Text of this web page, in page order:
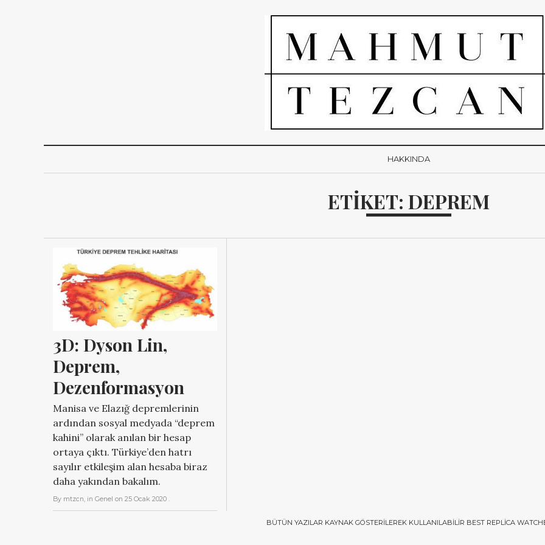
HAKKINDA
ETIKET: DEPREM
3D: Dyson Lin,
Deprem,
Dezenformasyon
Manisa ve Elazığ depremlerinin
ardından sosyal medyada “deprem
kahini” olarak anılan bir hesap
ortaya çıktı. Türkiye’den hatrı
sayılır etkileşim alan hesaba biraz
daha yakından bakalım.
By mtzcn, in Genel on 25 Ocak 2020 .
BÜTÜN YAZILAR KAYNAK GÖSTERILEREK KULLANILABILIR BEST REPLICA